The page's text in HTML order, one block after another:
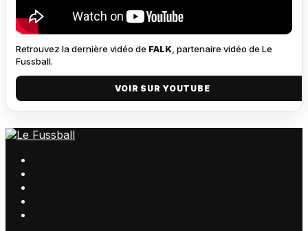
Retrouvez la dernière vidéo de FALK , partenaire vidéo de Le
Fussball.
VOIR SUR YOUTUBE